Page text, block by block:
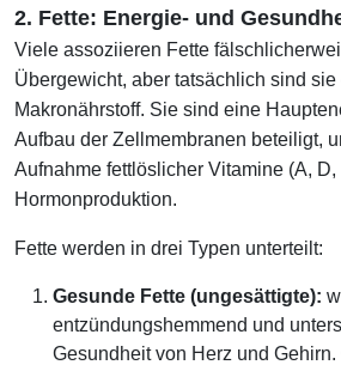
2. Fette: Energie- und
Viele assoziieren Fette
Übergewicht, aber tatsächlich sind
Makronährstoff. Sie sind eine
Aufbau der Zellmembranen beteiligt,
Aufnahme fettlöslicher Vitamine (A,
Hormonproduktion.
Fette werden in drei Typen unterteilt:
Gesunde Fette (ungesättigte):
entzündungshemmend und
Gesundheit von Herz und